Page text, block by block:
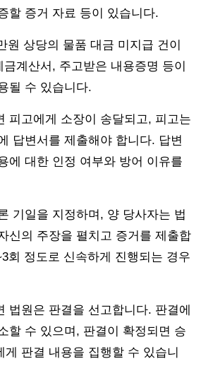
할 증거 자료 등이 있습니다.
원 상당의 물품 대금 미지급 건이
계산서, 주고받은 내용증명 등이
될 수 있습니다.
피고에게 소장이 송달되고, 피고는
답변서를 제출해야 합니다. 답변
에 대한 인정 여부와 방어 이유를
기일을 지정하며, 양 당사자는 법
신의 주장을 펼치고 증거를 제출합
회 정도로 신속하게 진행되는 경우
법원은 판결을 선고합니다. 판결에
할 수 있으며, 판결이 확정되면 승
게 판결 내용을 집행할 수 있습니